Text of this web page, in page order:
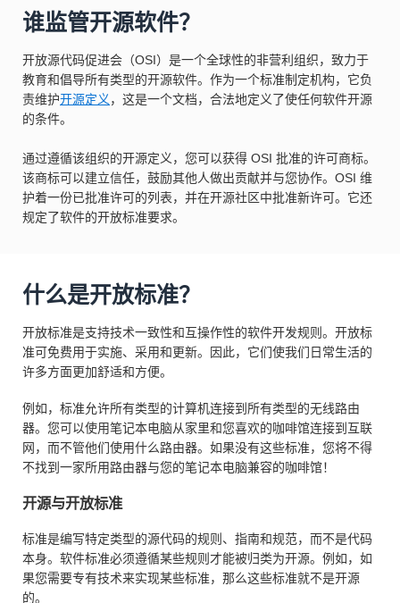
谁监管开源软件？
开放源代码促进会（OSI）是一个全球性的非营利组织，致力于
教育和倡导所有类型的开源软件。作为一个标准制定机构，它负
责维护开源定义 ，这是一个文档，合法地定义了使任何软件开源
的条件。
通过遵循该组织的开源定义，您可以获得 OSI 批准的许可商标。
该商标可以建立信任，鼓励其他人做出贡献并与您协作。OSI 维
护着一份已批准许可的列表，并在开源社区中批准新许可。它还
规定了软件的开放标准要求。
什么是开放标准？
开放标准是支持技术一致性和互操作性的软件开发规则。开放标
准可免费用于实施、采用和更新。因此，它们使我们日常生活的
许多方面更加舒适和方便。
例如，标准允许所有类型的计算机连接到所有类型的无线路由
器。您可以使用笔记本电脑从家里和您喜欢的咖啡馆连接到互联
网，而不管他们使用什么路由器。如果没有这些标准，您将不得
不找到一家所用路由器与您的笔记本电脑兼容的咖啡馆！
开源与开放标准
标准是编写特定类型的源代码的规则、指南和规范，而不是代码
本身。软件标准必须遵循某些规则才能被归类为开源。例如，如
果您需要专有技术来实现某些标准，那么这些标准就不是开源
的。